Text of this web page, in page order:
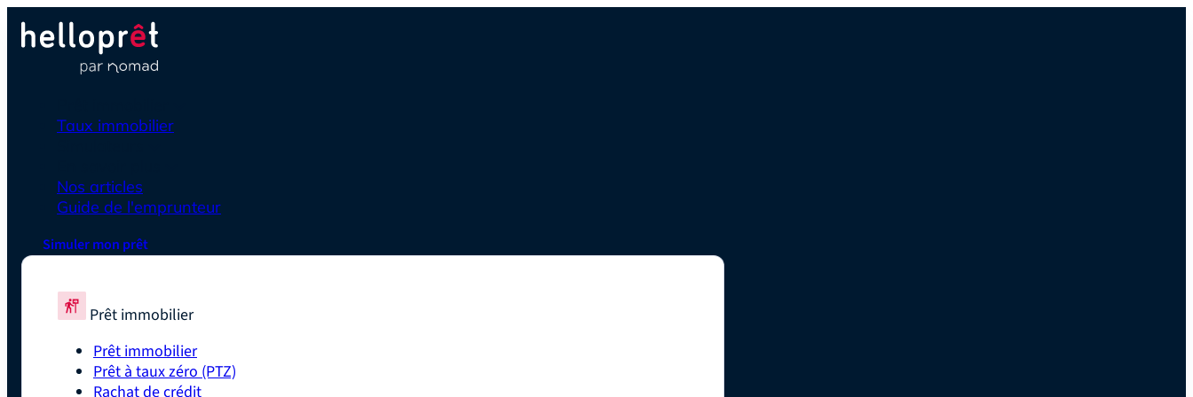
Taux immobilier
Nos articles
Guide de l'emprunteur
Simuler mon prêt
Prêt immobilier
Prêt immobilier
Prêt à taux zéro (PTZ)
Rachat de crédit